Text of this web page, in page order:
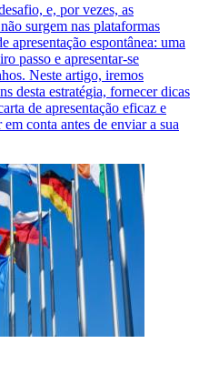
e, por vezes, as
surgem nas plataformas
apresentação espontânea: uma
passo e apresentar-se
Neste artigo, iremos
desta estratégia, fornecer dicas
de apresentação eficaz e
conta antes de enviar a sua